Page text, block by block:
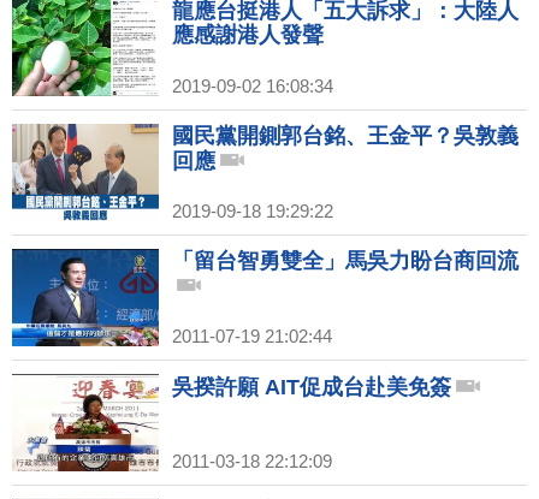
龍應台挺港人「五大訴求」：大陸人
應感謝港人發聲
2019-09-02 16:08:34
國民黨開鍘郭台銘、王金平？吳敦義
回應
2019-09-18 19:29:22
「留台智勇雙全」馬吳力盼台商回流
2011-07-19 21:02:44
吳揆許願 AIT促成台赴美免簽
2011-03-18 22:12:09